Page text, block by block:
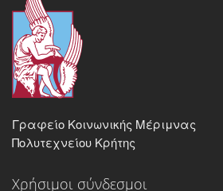
Γραφείο Κοινωνικής Μέριμνας
Πολυτεχνείου Κρήτης
Χρήσιμοι σύνδεσμοι